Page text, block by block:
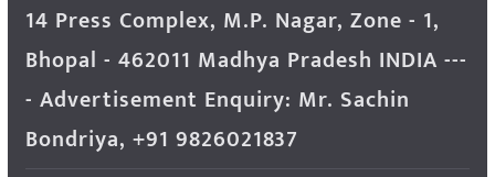
14 Press Complex, M.P. Nagar, Zone - 1,
Bhopal - 462011 Madhya Pradesh INDIA ---
- Advertisement Enquiry: Mr. Sachin
Bondriya, +91 9826021837